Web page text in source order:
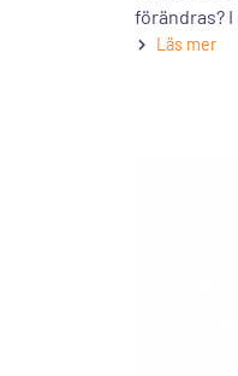
förändras? I
Läs mer